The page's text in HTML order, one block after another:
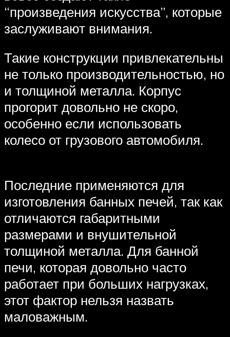
“произведения искусства”, которые
заслуживают внимания.
Такие конструкции привлекательны
не только производительностью, но
и толщиной металла. Корпус
прогорит довольно не скоро,
особенно если использовать
колесо от грузового автомобиля.
Последние применяются для
изготовления банных печей, так как
отличаются габаритными
размерами и внушительной
толщиной металла. Для банной
печи, которая довольно часто
работает при больших нагрузках,
этот фактор нельзя назвать
маловажным.